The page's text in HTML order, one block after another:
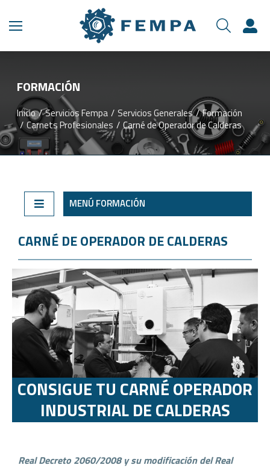
FORMACIÓN
Estás aquí:
Inicio Servicios Fempa Servicios Generales
Formación
Carnets Profesionales
Carné de Operador de Calderas
MENÚ FORMACIÓN
CARNÉ DE OPERADOR DE CALDERAS
CONSIGUE TU CARNÉ OPERADOR
INDUSTRIAL DE CALDERAS
Real Decreto 2060/2008 y su modificación del Real